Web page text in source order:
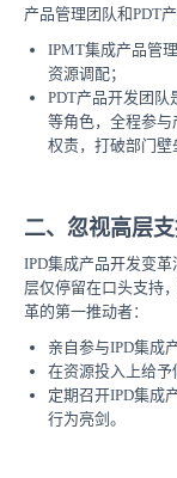
产品管理团队和PDT
IPMT集成产品管
资源调配；
PDT产品开发团队
等角色，全程参
权责，打破部门壁
二、忽视高层
IPD集成产品开发变
层仅停留在口头支持
革的第一推动者：
亲自参与IPD集成
在资源投入上给予
定期召开IPD集成
行为亮剑。